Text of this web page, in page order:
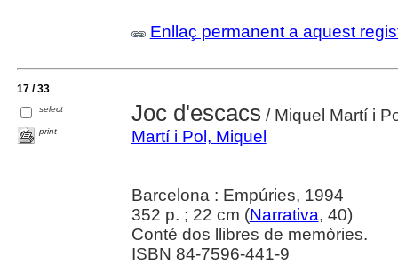
Enllaç permanent a aquest
17 / 33
select
print
Joc d'escacs / Miquel Martí i
Martí i Pol, Miquel
Barcelona : Empúries, 1994
352 p. ; 22 cm (Narrativa, 40)
Conté dos llibres de memòries.
ISBN 84-7596-441-9